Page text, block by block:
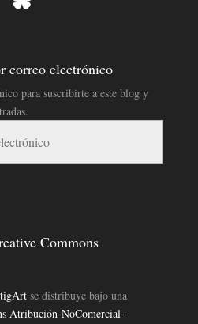
correo electrónico
para suscribirte a este blog y
Commons
se distribuye bajo una
Atribución-NoComercial-